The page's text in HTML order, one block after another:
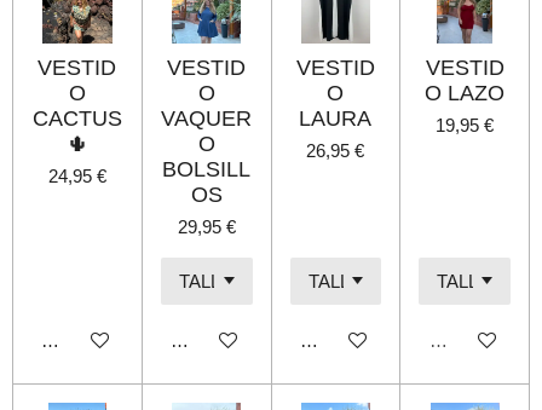
VESTID
O
CACTUS
🌵
24,95 €
Añadir al carrito
VESTID
O
VAQUER
O
BOLSILL
OS
29,95 €
Añadir al carrito
VESTID
O
LAURA
26,95 €
Añadir al carrito
VESTID
O LAZO
19,95 €
Agotado